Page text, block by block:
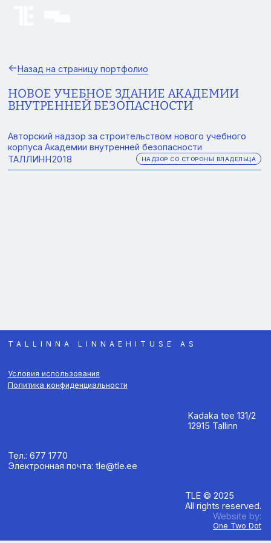
Назад на страницу портфолио
НОВОЕ УЧЕБНОЕ ЗДАНИЕ АКАДЕМИИ
ВНУТРЕННЕЙ БЕЗОПАСНОСТИ
Авторский надзор за строительством нового учебного
корпуса Академии внутренней безопасности
ТАЛЛИНН2018 НАДЗОР СО СТОРОНЫ ВЛАДЕЛЬЦА
TALLINNA LINNAEHITUSE AS
Условия использования
Политика конфиденциальности
Kadaka tee 131/2
12915 Tallinn
Тел.: 677 1770
Электронная почта: tle@tle.ee
TLE © 2025
All rights reserved.
Website by:
One Two Dot